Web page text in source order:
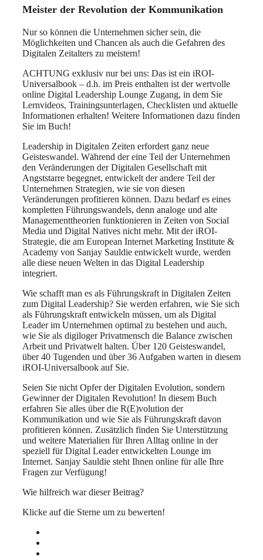
Meister der Revolution der Kommunikation
Nur so können die Unternehmen sicher sein, die
Möglichkeiten und Chancen als auch die Gefahren des
Digitalen Zeitalters zu meistern!
ACHTUNG exklusiv nur bei uns: Das ist ein iROI-
Universalbook – d.h. im Preis enthalten ist der wertvolle
online Digital Leadership Lounge Zugang, in dem Sie
Lernvideos, Trainingsunterlagen, Checklisten und aktuelle
Informationen erhalten! Weitere Informationen dazu finden
Sie im Buch!
Leadership in Digitalen Zeiten erfordert ganz neue
Geisteswandel. Während der eine Teil der Unternehmen
den Veränderungen der Digitalen Gesellschaft mit
Angststarre begegnet, entwickelt der andere Teil der
Unternehmen Strategien, wie sie von diesen
Veränderungen profitieren können. Dazu bedarf es eines
kompletten Führungswandels, denn analoge und alte
Managementtheorien funktionieren in Zeiten von Social
Media und Digital Natives nicht mehr. Mit der iROI-
Strategie, die am European Internet Marketing Institute &
Academy von Sanjay Sauldie entwickelt wurde, werden
alle diese neuen Welten in das Digital Leadership
integriert.
Wie schafft man es als Führungskraft in Digitalen Zeiten
zum Digital Leadership? Sie werden erfahren, wie Sie sich
als Führungskraft entwickeln müssen, um als Digital
Leader im Unternehmen optimal zu bestehen und auch,
wie Sie als digiloger Privatmensch die Balance zwischen
Arbeit und Privatwelt halten. Über 120 Geisteswandel,
über 40 Tugenden und über 36 Aufgaben warten in diesem
iROI-Universalbook auf Sie.
Seien Sie nicht Opfer der Digitalen Evolution, sondern
Gewinner der Digitalen Revolution! In diesem Buch
erfahren Sie alles über die R(E)volution der
Kommunikation und wie Sie als Führungskraft davon
profitieren können. Zusätzlich finden Sie Unterstützung
und weitere Materialien für Ihren Alltag online in der
speziell für Digital Leader entwickelten Lounge im
Internet. Sanjay Sauldie steht Ihnen online für alle Ihre
Fragen zur Verfügung!
Wie hilfreich war dieser Beitrag?
Klicke auf die Sterne um zu bewerten!